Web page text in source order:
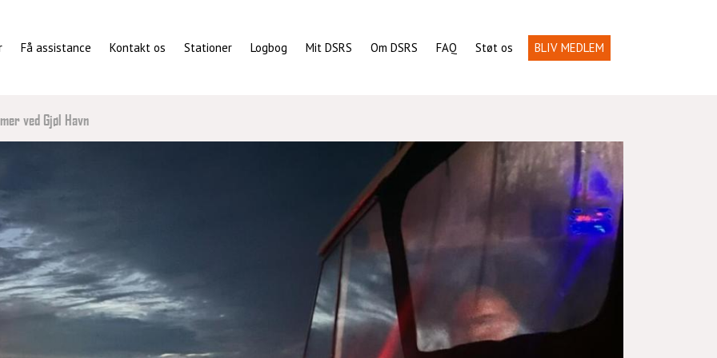
Få assistance Kontakt os Stationer Logbog Mit DSRS Om DSRS FAQ Støt os BLIV MEDLEM
ved Gjøl Havn